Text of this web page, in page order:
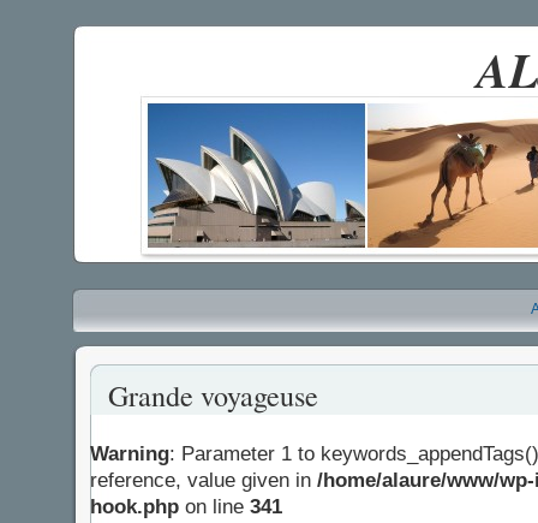
Grande voyageuse
Warning: Parameter 1 to
reference, value given in /home/alaure/www/
hook.php on line 341